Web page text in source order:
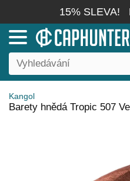
15% SLEVA!
Kangol
Barety hnědá Tropic 507